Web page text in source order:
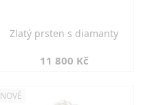
Zlatý prsten s diamanty
11 800 Kč
NOVÉ